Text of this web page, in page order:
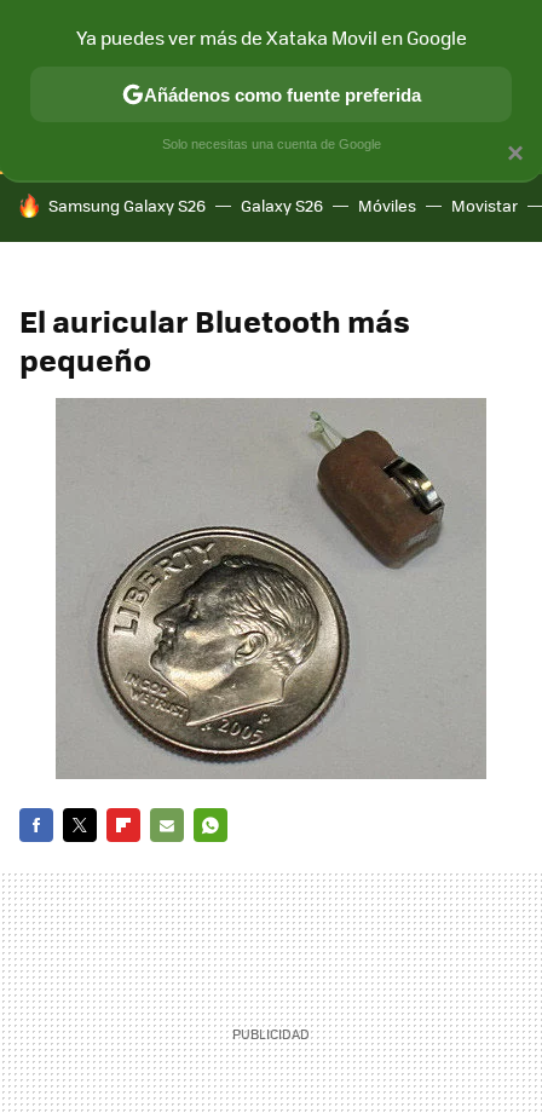
CONECTIVIDAD MÓVIL Y SOCIEDAD APLICACIONES
HOY SE HABLA DE
Samsung Galaxy S26 Galaxy S26 Móviles Movistar
El auricular Bluetooth más
pequeño
MAIL
×
Ya puedes ver más de Xataka Movil en Google
Añádenos como fuente preferida
Solo necesitas una cuenta de Google